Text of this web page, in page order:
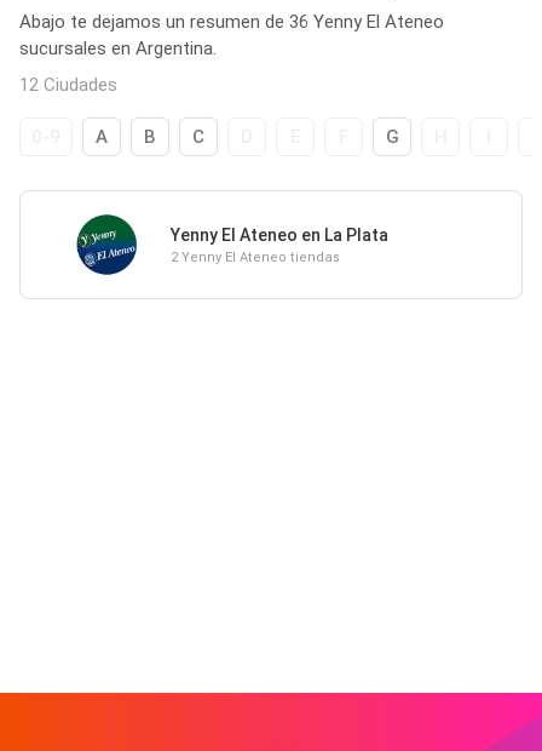
Abajo te dejamos un resumen de 36 Yenny El Ateneo
sucursales en Argentina.
12 Ciudades
A B C G
Yenny El Ateneo en La Plata
2 Yenny El Ateneo tiendas